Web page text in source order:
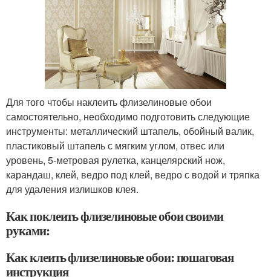
Для того чтобы наклеить флизелиновые обои
самостоятельно, необходимо подготовить следующие
инструменты: металлический штапель, обойный валик,
пластиковый штапель с мягким углом, отвес или
уровень, 5-метровая рулетка, канцелярский нож,
карандаш, клей, ведро под клей, ведро с водой и тряпка
для удаления излишков клея.
Как поклеить флизелиновые обои своими
руками:
Как клеить флизелиновые обои: пошаговая
инструкция